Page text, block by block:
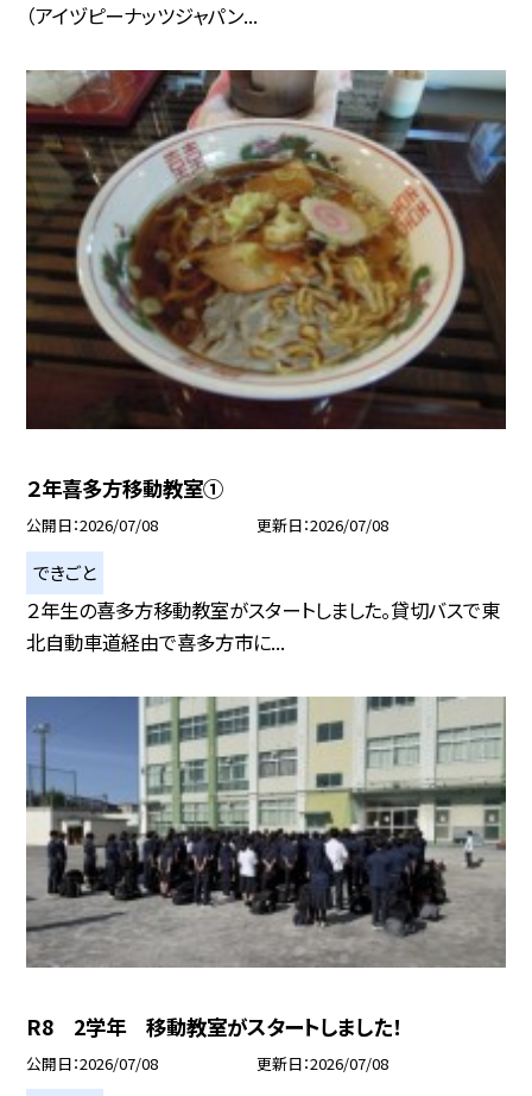
（アイヅピーナッツジャパン...
２年喜多方移動教室①
公開日 2026/07/08 更新日 2026/07/08
できごと
２年生の喜多方移動教室がスタートしました。貸切バスで東
北自動車道経由で喜多方市に...
R8 2学年 移動教室がスタートしました！
公開日 2026/07/08 更新日 2026/07/08